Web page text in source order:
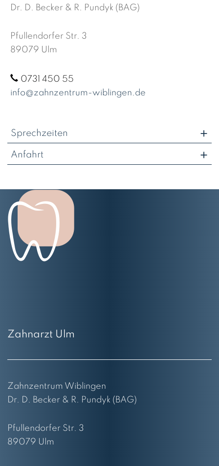
Dr. D. Becker & R. Pundyk (BAG)
Pfullendorfer Str. 3
89079 Ulm
0731 450 55
info@zahnzentrum-wiblingen.de
Sprechzeiten
Anfahrt
Zahnarzt Ulm
Zahnzentrum Wiblingen
Dr. D. Becker & R. Pundyk (BAG)
Pfullendorfer Str. 3
89079 Ulm